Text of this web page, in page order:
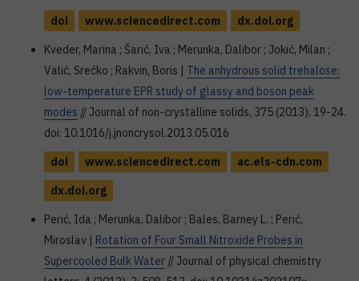
doi
www.sciencedirect.com
dx.doi.org
Kveder, Marina ; Šarić, Iva ; Merunka, Dalibor ; Jokić, Milan ;
Valić, Srećko ; Rakvin, Boris | The anhydrous solid trehalose:
low-temperature EPR study of glassy and boson peak
modes // Journal of non-crystalline solids, 375 (2013), 19-24.
doi: 10.1016/j.jnoncrysol.2013.05.016
doi
www.sciencedirect.com
ac.els-cdn.com
dx.doi.org
Perić, Ida ; Merunka, Dalibor ; Bales, Barney L. ; Perić,
Miroslav | Rotation of Four Small Nitroxide Probes in
Supercooled Bulk Water // Journal of physical chemistry